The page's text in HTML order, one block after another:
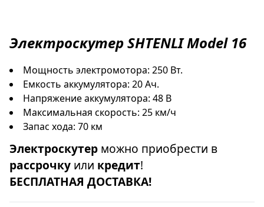
ЭлектроскутерSHTENLI Model 16
Мощность электромотора: 250 Вт.
Емкость аккумулятора: 20 Ач.
Напряжение аккумулятора: 48 В
Максимальная скорость: 25 км/ч
Запас хода: 70 км
Электроскутер можно приобрести в
рассрочку или кредит!
БЕСПЛАТНАЯ ДОСТАВКА!